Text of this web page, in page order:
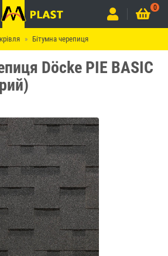
0
Бітумна черепиця
Döcke PIE BASIC